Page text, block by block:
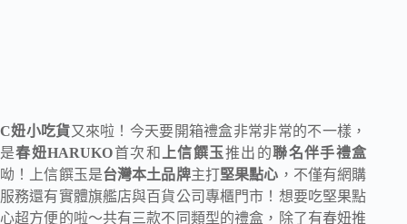
C妞小吃貨又來啦！今天要開箱禮盒非常非常的不一樣，
是春妞HARUKO首次和 上信饌玉推出的聯名伴手禮盒
呦！上信饌玉是台灣本土品牌主打堅果點心 ，不僅有網購
服務還有實體旗艦店與百貨公司專櫃門市！想要吃堅果點
心超方便的啦～共有三款不同類型的禮盒，除了有春妞推